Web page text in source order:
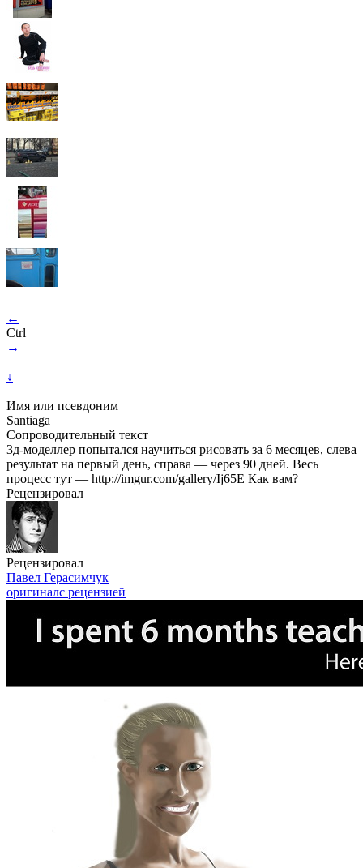
←
Ctrl
→
↓
Имя или псевдоним
Santiaga
Сопроводительный текст
3д-моделлер попытался научиться рисовать за 6 месяцев, слева
результат на первый день, справа — через 90 дней. Весь
процесс тут — http://imgur.com/gallery/Ij65E Как вам?
Рецензировал
Рецензировал
Павел Герасимчук
оригиналс рецензией